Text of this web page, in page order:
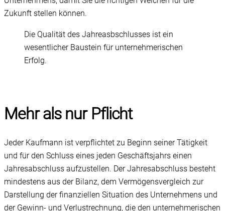
Zukunft stellen können.
Die Qualität des Jahreasbschlusses ist ein
wesentlicher Baustein für unternehmerischen
Erfolg.
Mehr als nur Pflicht
Jeder Kaufmann ist verpflichtet zu Beginn seiner Tätigkeit
und für den Schluss eines jeden Geschäftsjahrs einen
Jahresabschluss aufzustellen. Der Jahresabschluss besteht
mindestens aus der Bilanz, dem Vermögensvergleich zur
Darstellung der finanziellen Situation des Unternehmens und
der Gewinn- und Verlustrechnung, die den unternehmerischen